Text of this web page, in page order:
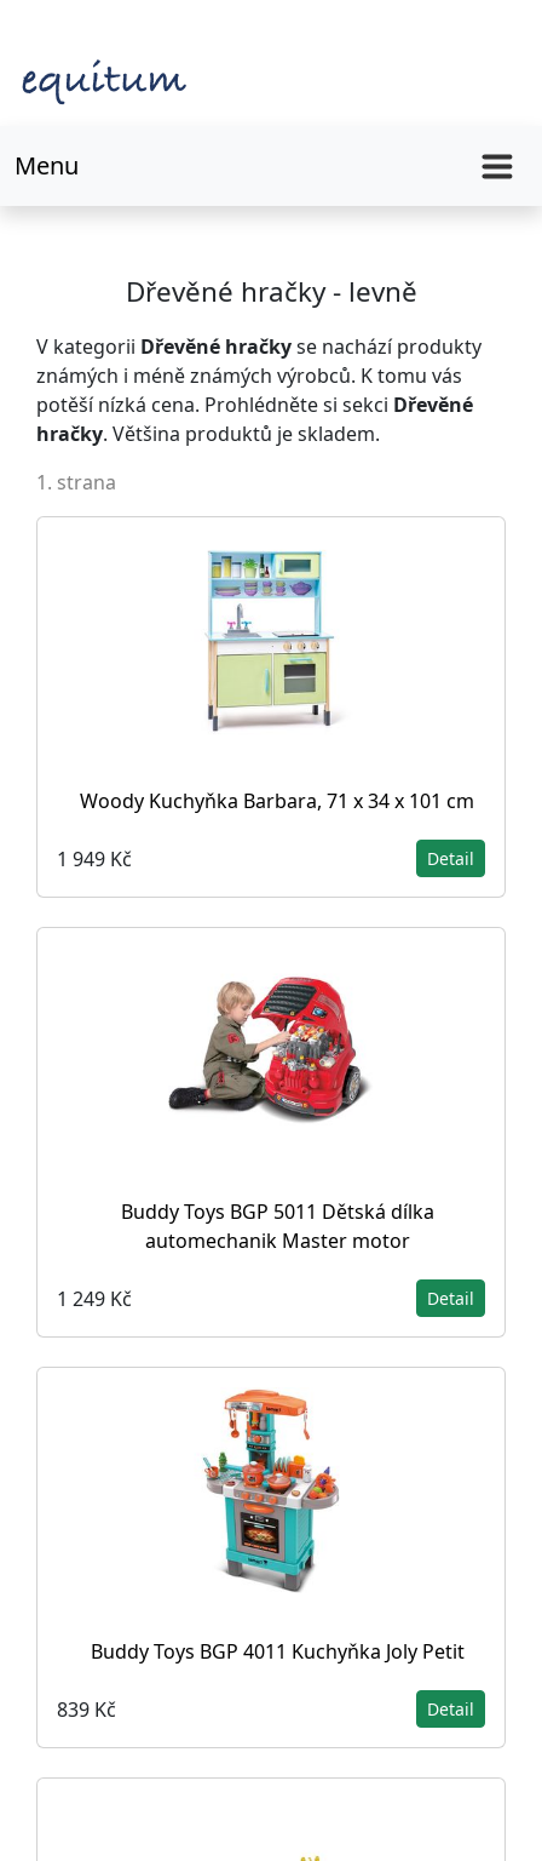
Menu
Dřevěné hračky - levně
V kategorii Dřevěné hračkyse nachází produkty
známých i méně známých výrobců. K tomu vás
potěší nízká cena. Prohlédněte si sekci Dřevěné
hračky. Většina produktů je skladem.
1. strana
Woody Kuchyňka Barbara, 71 x 34 x 101 cm
1 949 Kč Detail
Buddy Toys BGP 5011 Dětská dílka
automechanik Master motor
1 249 Kč Detail
Buddy Toys BGP 4011 Kuchyňka Joly Petit
839 Kč Detail